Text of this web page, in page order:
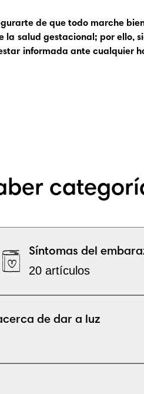
de que todo marche
la salud gestacional; por ello,
informada ante cualquier
Síntomas del
20 artículos
de dar a luz